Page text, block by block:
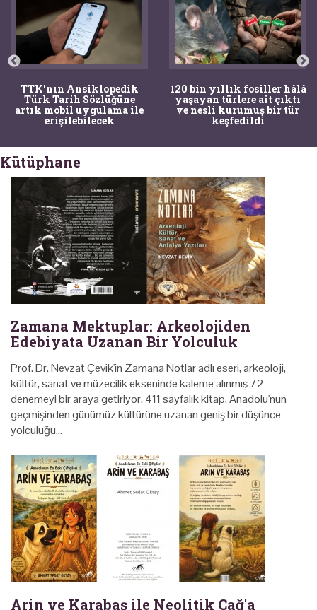
TTK'nın Ansiklopedik
Türk Tarih Sözlüğüne
artık mobil uygulama ile
erişilebilecek
120 bin yıllık fosiller hâlâ
yaşayan türlere ait çıktı
ve nesli kurumuş bir tür
keşfedildi
Kütüphane
Zamana Mektuplar: Arkeolojiden
Edebiyata Uzanan Bir Yolculuk
Prof. Dr. Nevzat Çevik'in Zamana Notlar adlı eseri, arkeoloji,
kültür, sanat ve müzecilik ekseninde kaleme alınmış 72
denemeyi bir araya getiriyor. 411 sayfalık kitap, Anadolu'nun
geçmişinden günümüz kültürüne uzanan geniş bir düşünce
yolculuğu…
Arin ve Karabaş ile Neolitik Çağ'a